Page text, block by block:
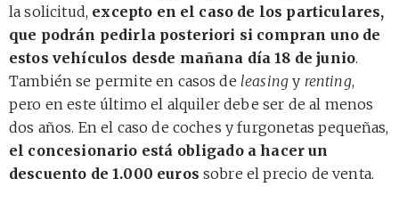
la solicitud, excepto en el caso de los particulares,
que podrán pedirla posteriori si compran uno de
estos vehículos desde mañana día 18 de junio.
También se permite en casos de leasing y renting,
pero en este último el alquiler debe ser de al menos
dos años. En el caso de coches y furgonetas pequeñas,
el concesionario está obligado a hacer un
descuento de 1.000 euros sobre el precio de venta.